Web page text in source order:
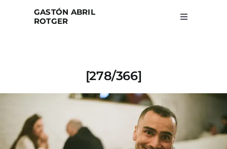
GASTÓN ABRIL
ROTGER
Toggle
About
[278/366]